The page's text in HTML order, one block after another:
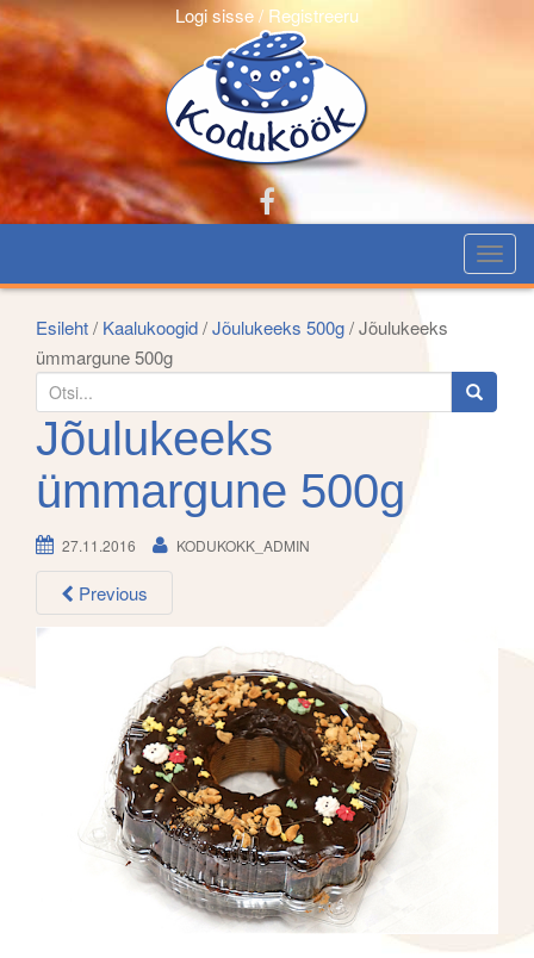
Logi sisse / Registreeru
T
o
l
e
Esileht/ Kaalukoogid/Jõulukeeks 500g/ Jõulukeeks
ümmargune 500g
e
a
c
h
f
r
Jõulukeeks
ümmargune 500g
27.11.2016 KODUKOKK_ADMIN
Previous